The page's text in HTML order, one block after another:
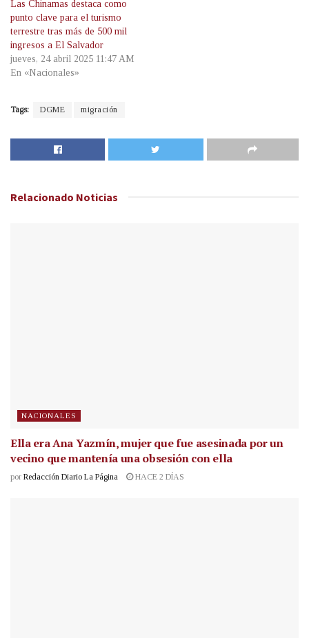
Las Chinamas destaca como
punto clave para el turismo
terrestre tras más de 500 mil
ingresos a El Salvador
jueves, 24 abril 2025 11:47 AM
En «Nacionales»
Tags: DGME migración
Relacionado Noticias
NACIONALES
Ella era Ana Yazmín, mujer que fue asesinada por un
vecino que mantenía una obsesión con ella
por Redacción Diario La Página HACE 2 DÍAS